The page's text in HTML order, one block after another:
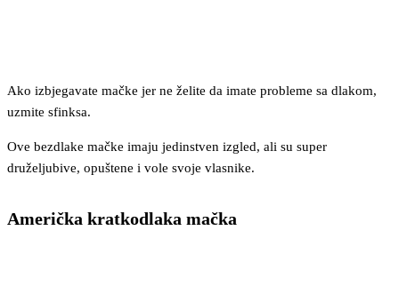
Ako izbjegavate mačke jer ne želite da imate probleme sa dlakom,
uzmite sfinksa.
Ove bezdlake mačke imaju jedinstven izgled, ali su super
druželjubive, opuštene i vole svoje vlasnike.
Američka kratkodlaka mačka